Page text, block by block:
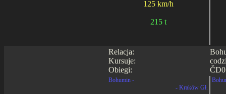
125 km/h
215 t
Relacja:
Kursuje:
Obiegi:
Bohumin -
- Kraków Gł.